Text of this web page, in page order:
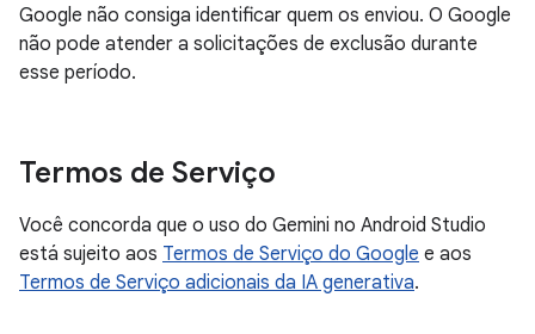
Google não consiga identificar quem os enviou. O Google
não pode atender a solicitações de exclusão durante
esse período.
Termos de Serviço
Você concorda que o uso do Gemini no Android Studio
está sujeito aos Termos de Serviço do Google e aos
Termos de Serviço adicionais da IA generativa.